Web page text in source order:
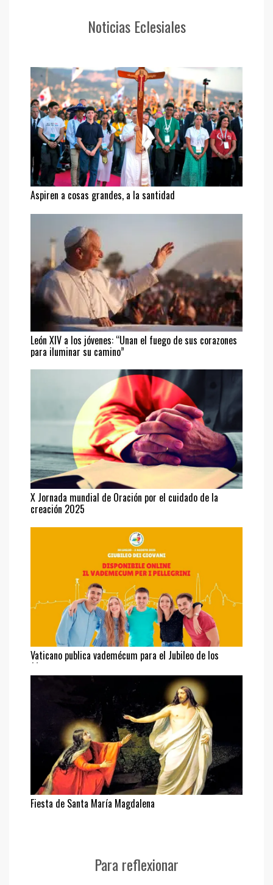
Noticias Eclesiales
Aspiren a cosas grandes, a la santidad
León XIV a los jóvenes: “Unan el fuego de sus corazones
para iluminar su camino”
X Jornada mundial de Oración por el cuidado de la
creación 2025
Vaticano publica vademécum para el Jubileo de los
Jóvenes
Fiesta de Santa María Magdalena
Para reflexionar